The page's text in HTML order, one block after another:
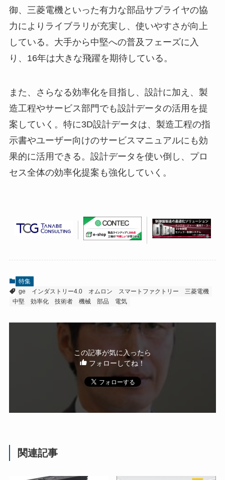
御、三菱電機といった有力な部品サプライヤの協
力によりライブラリが充実し、使いやすさが向上
している。大手から中堅への普及フェーズに入
り、16年は大きな飛躍を期待している。
また、さらなる効率化を目指し、設計に加え、製
造工程やサービス部門でも設計データの活用を提
案していく。特に3D設計データは、製造工程の指
示書やユーザー向けのサービスマニュアルにも効
果的に活用できる。設計データを使い倒し、プロ
セス全体の効率化提案も強化していく。
特集
ge
インダストリー4.0 オムロン スマートファクトリー
三菱電機
中堅
効率化 技術者 機械 部品 電気
この記事が気に入ったら
フォローしてね！
関連記事